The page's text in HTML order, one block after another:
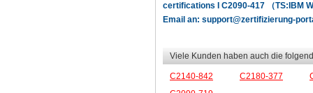
certifications I C2090-417 （TS:IBM
Email an: support@zertifizierung-
Viele Kunden haben auch die
C2140-842 C2180-377